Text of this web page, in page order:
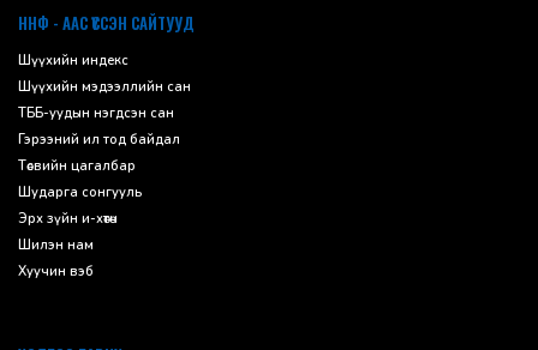
ННФ - ААС ҮҮССЭН САЙТУУД
Шүүхийн индекс
Шүүхийн мэдээллийн сан
ТББ-уудын нэгдсэн сан
Гэрээний ил тод байдал
Төсвийн цагалбар
Шударга сонгууль
Эрх зүйн и-хөтөч
Шилэн нам
Хуучин вэб